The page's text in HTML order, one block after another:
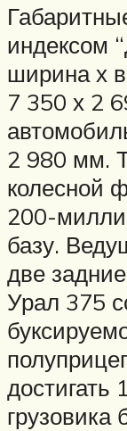
индексом
ширина х
7 350 х 2
2 980 мм.
колесной
200-
базу.
две
Урал 375